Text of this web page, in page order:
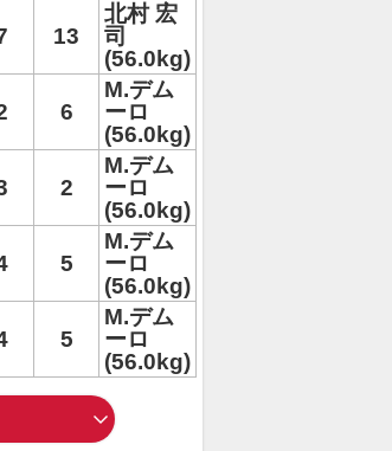
13
北村 宏
司
(56.0kg)
6
M.デム
ーロ
(56.0kg)
2
M.デム
ーロ
(56.0kg)
5
M.デム
ーロ
(56.0kg)
5
M.デム
ーロ
(56.0kg)